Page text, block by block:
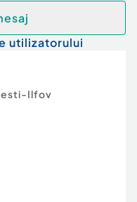
unei
utilizatorului
Ilfov